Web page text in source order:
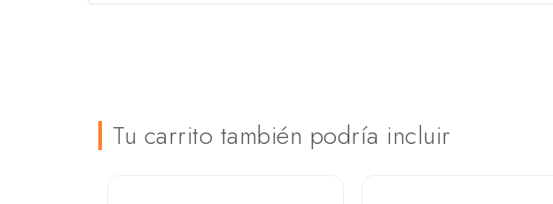
Tu carrito también podría incluir